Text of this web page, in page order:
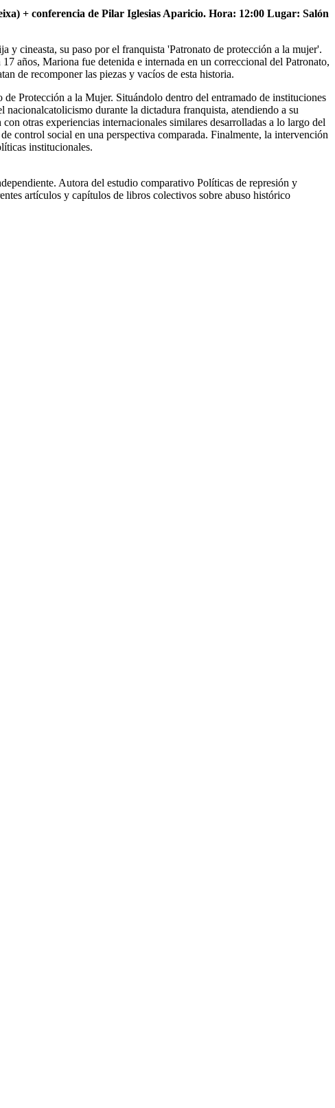
+ conferencia de Pilar Iglesias Aparicio. Hora: 12:00 Lugar: Salón
cineasta, su paso por el franquista 'Patronato de protección a la mujer'.
años, Mariona fue detenida e internada en un correccional del Patronato,
de recomponer las piezas y vacíos de esta historia.
Protección a la Mujer. Situándolo dentro del entramado de instituciones
durante la dictadura franquista, atendiendo a su
otras experiencias internacionales similares desarrolladas a lo largo del
control social en una perspectiva comparada. Finalmente, la intervención
institucionales.
Autora del estudio comparativo Políticas de represión y
artículos y capítulos de libros colectivos sobre abuso histórico